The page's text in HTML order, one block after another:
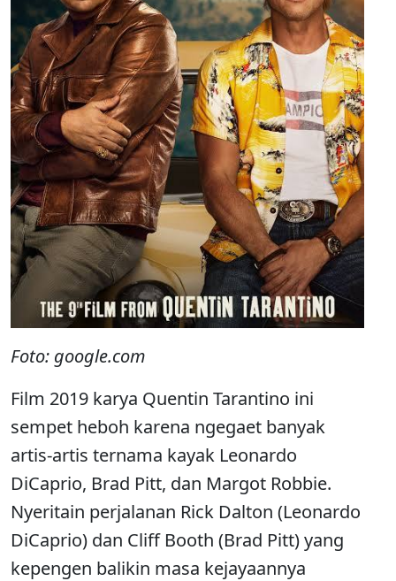
Foto: google.com
Film 2019 karya Quentin Tarantino ini
sempet heboh karena ngegaet banyak
artis-artis ternama kayak Leonardo
DiCaprio, Brad Pitt, dan Margot Robbie.
Nyeritain perjalanan Rick Dalton (Leonardo
DiCaprio) dan Cliff Booth (Brad Pitt) yang
kepengen balikin masa kejayaannya